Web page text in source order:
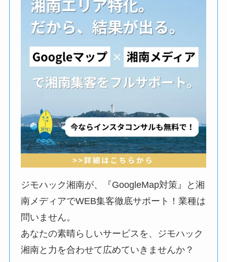
ジモハック湘南が、『GoogleMap対策』と湘
南メディアでWEB集客徹底サポート！業種は
問いません。
あなたの素晴らしいサービスを、ジモハック
湘南と力を合わせて広めていきませんか？